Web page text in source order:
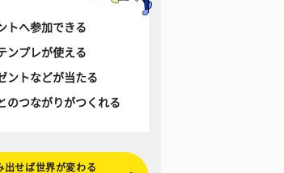
トへ参加できる
ンプレが使える
ントなどが当たる
のつながりがつくれる
出せば世界が変わる